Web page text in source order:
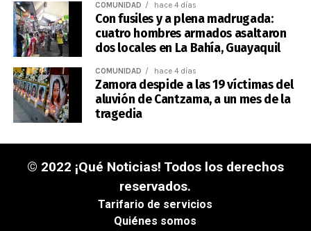
COMUNIDAD hace 4 días
Con fusiles y a plena madrugada:
cuatro hombres armados asaltaron
dos locales en La Bahía, Guayaquil
COMUNIDAD hace 4 días
Zamora despide a las 19 víctimas del
aluvión de Cantzama, a un mes de la
tragedia
© 2022 ¡Qué Noticias! Todos los derechos
reservados.
Tarifario de servicios
Quiénes somos